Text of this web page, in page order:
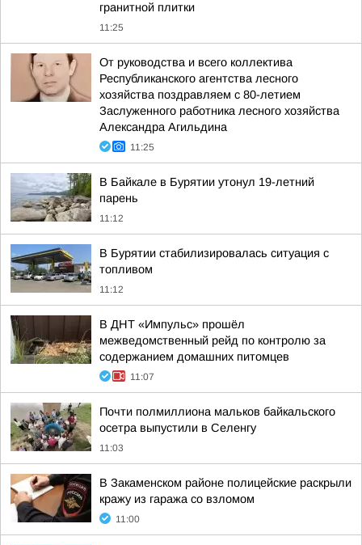
гранитной плитки
11:25
От руководства и всего коллектива
Республиканского агентства лесного
хозяйства поздравляем с 80-летием
Заслуженного работника лесного хозяйства
Александра Агильдина
11:25
В Байкале в Бурятии утонул 19-летний
парень
11:12
В Бурятии стабилизировалась ситуация с
топливом
11:12
В ДНТ «Импульс» прошёл
межведомственный рейд по контролю за
содержанием домашних питомцев
11:07
Почти полмиллиона мальков байкальского
осетра выпустили в Селенгу
11:03
В Закаменском районе полицейские раскрыли
кражу из гаража со взломом
11:00